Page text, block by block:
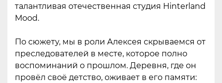
талантливая отечественная студия Hinterland
Mood.
По сюжету, мы в роли Алексея скрываемся от
преследователей в месте, которое полно
воспоминаний о прошлом. Деревня, где он
провёл своё детство, оживает в его памяти: